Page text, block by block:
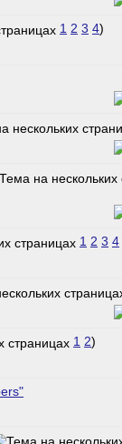
1 2 3 4)
1 2 3 4
1 2)